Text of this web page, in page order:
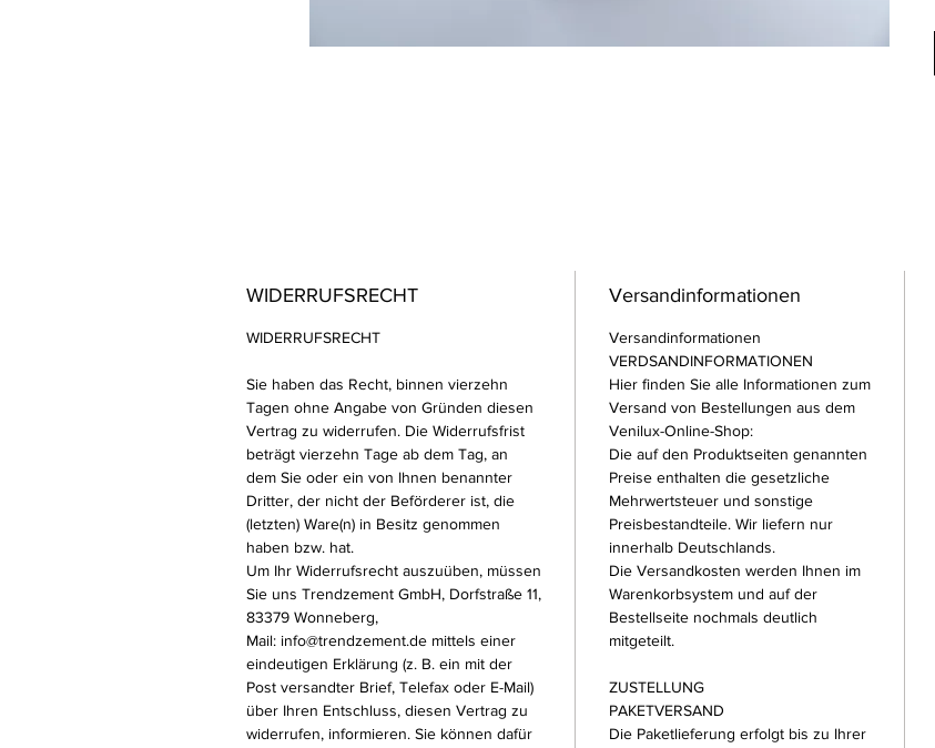
WIDERRUFSRECHT
WIDERRUFSRECHT
Sie haben das Recht, binnen vierzehn
Tagen ohne Angabe von Gründen diesen
Vertrag zu widerrufen. Die Widerrufsfrist
beträgt vierzehn Tage ab dem Tag, an
dem Sie oder ein von Ihnen benannter
Dritter, der nicht der Beförderer ist, die
(letzten) Ware(n) in Besitz genommen
haben bzw. hat.
Um Ihr Widerrufsrecht auszuüben, müssen
Sie uns Trendzement GmbH, Dorfstraße 11,
83379 Wonneberg,
Mail: info@trendzement.de mittels einer
eindeutigen Erklärung (z. B. ein mit der
Post versandter Brief, Telefax oder E-Mail)
über Ihren Entschluss, diesen Vertrag zu
widerrufen, informieren. Sie können dafür
Versandinformationen
Versandinformationen
VERDSANDINFORMATIONEN
Hier finden Sie alle Informationen zum
Versand von Bestellungen aus dem
Venilux-Online-Shop:
Die auf den Produktseiten genannten
Preise enthalten die gesetzliche
Mehrwertsteuer und sonstige
Preisbestandteile. Wir liefern nur
innerhalb Deutschlands.
Die Versandkosten werden Ihnen im
Warenkorbsystem und auf der
Bestellseite nochmals deutlich
mitgeteilt.
ZUSTELLUNG
PAKETVERSAND
Die Paketlieferung erfolgt bis zu Ihrer